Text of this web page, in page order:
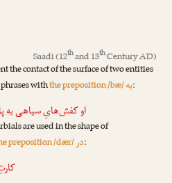
Saadi(12thand 13thCentury AD)
the contact of the surface of two entities
withthe preposition /bæ/به:
او کفش‌هایِ سیاهیبه پا
are used in the shape of
preposition /dær/در: